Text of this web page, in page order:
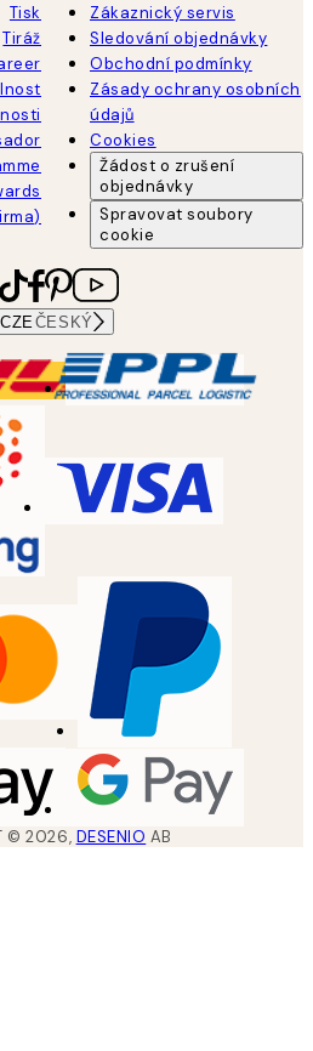
Tisk
Tiráž
Zákaznický servis
Sledování objednávky
Obchodní podmínky
Zásady ochrany osobních
údajů
Cookies
Žádost o zrušení
objednávky
Spravovat soubory
cookie
CZE ČESKÝ
©2026, DESENIO AB